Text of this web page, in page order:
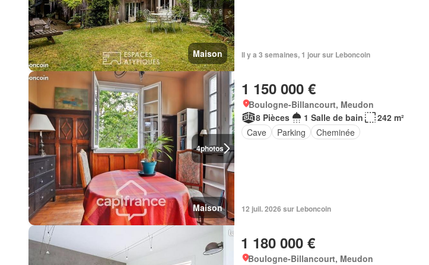
Maison Il y a 3 semaines, 1 jour sur Leboncoin
4photos
Maison
1 150 000 €
Boulogne-Billancourt, Meudon
8 Pièces
1 Salle de bain
242 m²
Cave
Parking Cheminée
12 juil. 2026 sur Leboncoin
1 180 000 €
Boulogne-Billancourt, Meudon